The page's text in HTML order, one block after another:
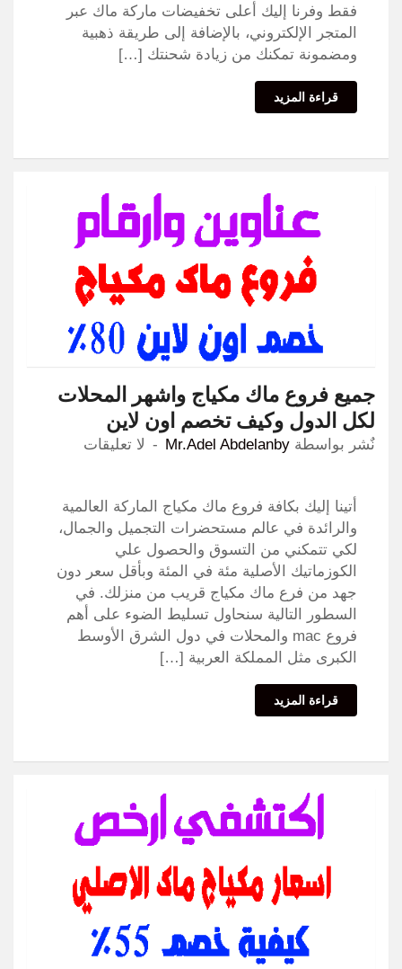
فقط وفرنا إليك أعلى تخفيضات ماركة ماك عبر
المتجر الإلكتروني، بالإضافة إلى طريقة ذهبية
ومضمونة تمكنك من زيادة شحنتك […]
قراءة المزيد
جميع فروع ماك مكياج واشهر المحلات
لكل الدول وكيف تخصم اون لاين
نٌشر بواسطة Mr.Adel Abdelanby لا تعليقات
أتينا إليك بكافة فروع ماك مكياج الماركة العالمية
والرائدة في عالم مستحضرات التجميل والجمال،
لكي تتمكني من التسوق والحصول علي
الكوزماتيك الأصلية مئة في المئة وبأقل سعر دون
جهد من فرع ماك مكياج قريب من منزلك. في
السطور التالية سنحاول تسليط الضوء على أهم
فروع mac والمحلات في دول الشرق الأوسط
الكبرى مثل المملكة العربية […]
قراءة المزيد